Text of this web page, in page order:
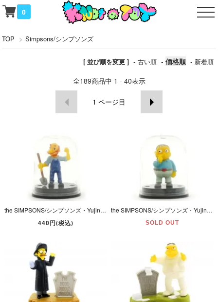
0
TOP > Simpsons/シンプソンズ
[ 並び順を変更 ] - 古い順 - 価格順 - 新着順
全189商品中 1 - 40表示
1 ページ目
the SIMPSONS/シンプソンズ・Yujin/ユージン・Figure Collection・Springfield Elementary/フィギュアコレクション「Willie/ウィリー」 04年
440円(税込)
the SIMPSONS/シンプソンズ・Yujin/ユージン・Figure Collection・Springfield Elementary/フィギュアコレクション 「Ralph/ラルフ」2004年
SOLD OUT